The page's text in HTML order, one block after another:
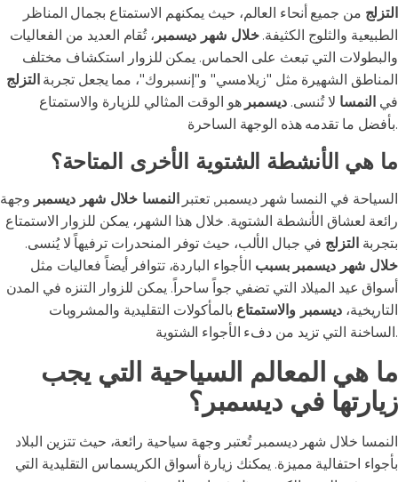
التزلج من جميع أنحاء العالم، حيث يمكنهم الاستمتاع بجمال المناظر
الطبيعية والثلوج الكثيفة.خلال شهر ديسمبر ، تُقام العديد من الفعاليات
والبطولات التي تبعث على الحماس. يمكن للزوار استكشاف مختلف
المناطق الشهيرة مثل "زيلامسي" و"إنسبروك"، مما يجعل تجربة التزلج
في النمسا لا تُنسى.ديسمبر هو الوقت المثالي للزيارة والاستمتاع
بأفضل ما تقدمه هذه الوجهة الساحرة.
ما هي الأنشطة الشتوية الأخرى المتاحة؟
السياحة في النمسا شهر ديسمبر, تعتبر النمسا خلال شهر ديسمبر وجهة
رائعة لعشاق الأنشطة الشتوية. خلال هذا الشهر، يمكن للزوار الاستمتاع
بتجربة التزلج في جبال الألب، حيث توفر المنحدرات ترفيهاً لا يُنسى.
خلال شهر ديسمبر بسبب الأجواء الباردة، تتوافر أيضاً فعاليات مثل
أسواق عيد الميلاد التي تضفي جواً ساحراً. يمكن للزوار التنزه في المدن
التاريخية، ديسمبر والاستمتاع بالمأكولات التقليدية والمشروبات
الساخنة التي تزيد من دفء الأجواء الشتوية.
ما هي المعالم السياحية التي يجب
زيارتها في ديسمبر؟
النمسا خلال شهر ديسمبر تُعتبر وجهة سياحية رائعة، حيث تتزين البلاد
بأجواء احتفالية مميزة. يمكنك زيارة أسواق الكريسماس التقليدية التي